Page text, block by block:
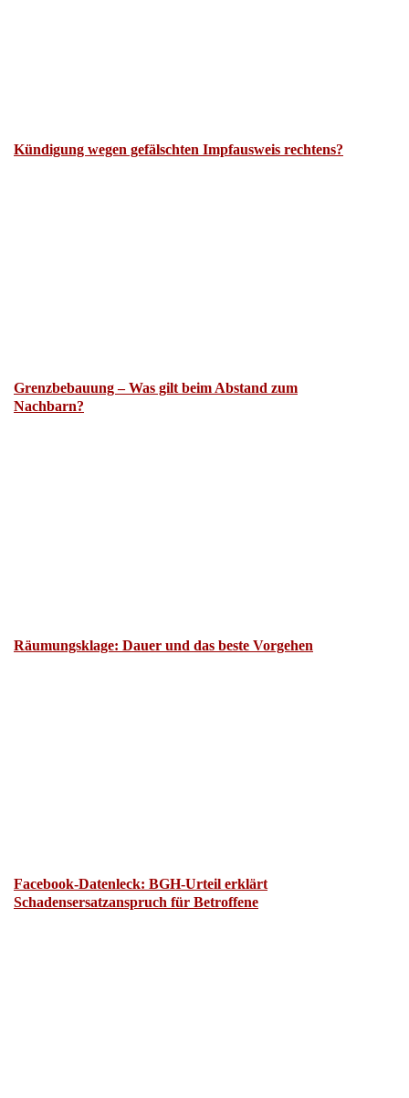
Kündigung wegen gefälschten Impfausweis rechtens?
Grenzbebauung – Was gilt beim Abstand zum
Nachbarn?
Räumungsklage: Dauer und das beste Vorgehen
Facebook-Datenleck: BGH-Urteil erklärt
Schadensersatzanspruch für Betroffene